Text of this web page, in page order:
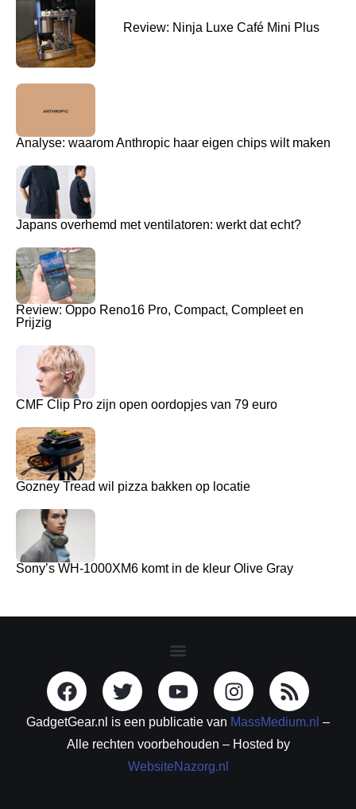
Review: Ninja Luxe Café Mini Plus
Analyse: waarom Anthropic haar eigen chips wilt maken
Japans overhemd met ventilatoren: werkt dat echt?
Review: Oppo Reno16 Pro, Compact, Compleet en
Prijzig
CMF Clip Pro zijn open oordopjes van 79 euro
Gozney Tread wil pizza bakken op locatie
Sony’s WH-1000XM6 komt in de kleur Olive Gray
GadgetGear.nl is een publicatie van MassMedium.nl –
Alle rechten voorbehouden – Hosted by
WebsiteNazorg.nl